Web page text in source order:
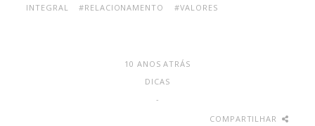
INTEGRAL
#RELACIONAMENTO #VALORES
10 ANOS ATRÁS
DICAS
-
COMPARTILHAR